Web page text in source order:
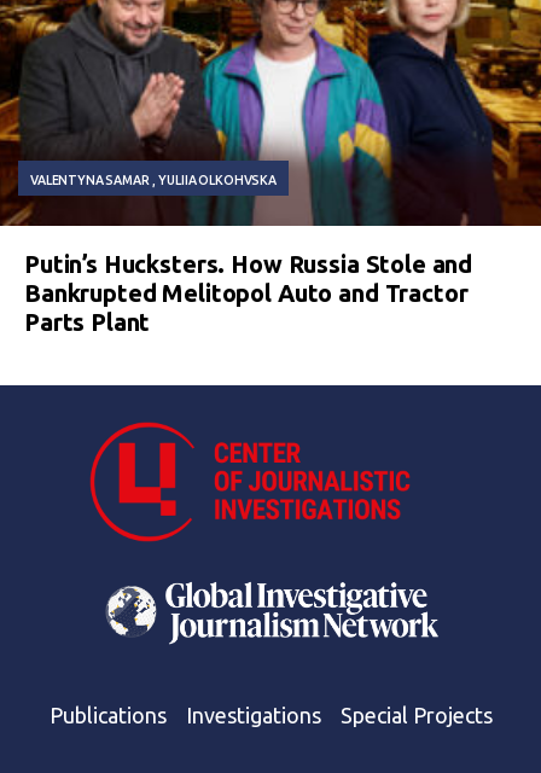
VALENTYNA SAMAR YULIIA OLKOHVSKA
Putin’s Hucksters. How Russia Stole and
Bankrupted Melitopol Auto and Tractor
Parts Plant
Publications Investigations Special Projects